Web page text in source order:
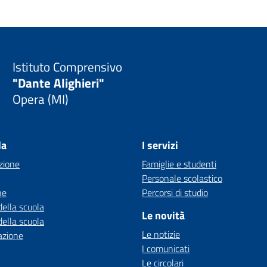
Istituto Comprensivo
"Dante Alighieri"
Opera (MI)
scuola
scuola
I servizi
Famiglie e studenti
Personale scolastico
Percorsi di studio
Le novità
Le notizie
I comunicati
Le circolari